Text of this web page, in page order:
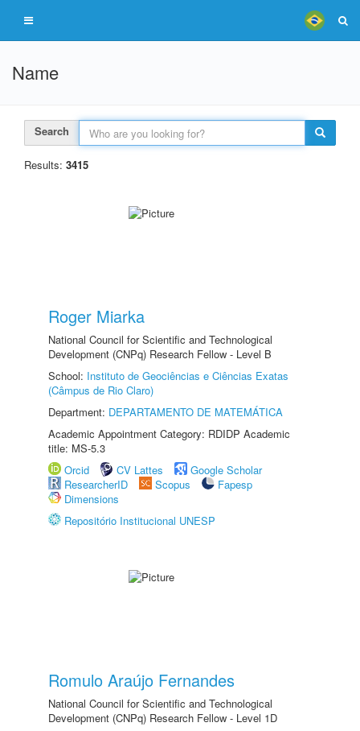
Name
Search
Results: 3415
Roger Miarka
National Council for Scientific and Technological
Development (CNPq) Research Fellow - Level B
School: Instituto de Geociências e Ciências Exatas
(Câmpus de Rio Claro)
Department: DEPARTAMENTO DE MATEMÁTICA
Academic Appointment Category: RDIDP Academic
title: MS-5.3
Orcid
CV Lattes
Google Scholar
ResearcherID
Scopus
Fapesp
Dimensions
Repositório Institucional UNESP
Romulo Araújo Fernandes
National Council for Scientific and Technological
Development (CNPq) Research Fellow - Level 1D